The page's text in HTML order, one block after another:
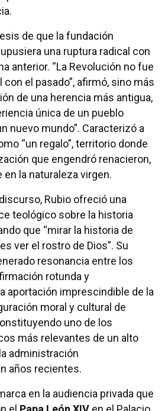
de que la fundación
una ruptura radical con
anterior. “La Revolución no fue
con el pasado”, afirmó, sino más
de una herencia más antigua,
única de un pueblo
nuevo mundo”. Caracterizó a
“un regalo”, territorio donde
que engendró renacieron,
la naturaleza virgen.
Rubio ofreció una
teológico sobre la historia
que “mirar la historia de
ver el rostro de Dios”. Su
resonancia entre los
rotunda y
aportación imprescindible de la
moral y cultural de
uno de los
más relevantes de un alto
administración
años recientes.
en la audiencia privada que